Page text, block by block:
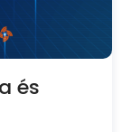
és